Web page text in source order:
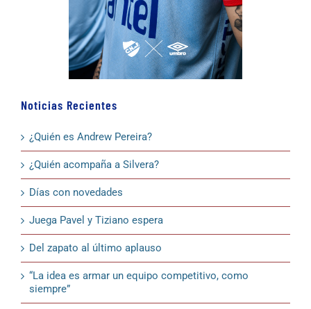
Noticias Recientes
¿Quién es Andrew Pereira?
¿Quién acompaña a Silvera?
Días con novedades
Juega Pavel y Tiziano espera
Del zapato al último aplauso
“La idea es armar un equipo competitivo, como
siempre”